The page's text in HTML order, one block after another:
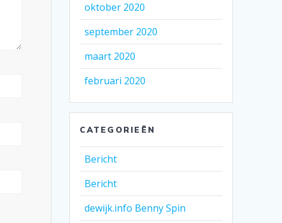
oktober 2020
september 2020
maart 2020
februari 2020
CATEGORIEËN
Bericht
Bericht
dewijk.info Benny Spin